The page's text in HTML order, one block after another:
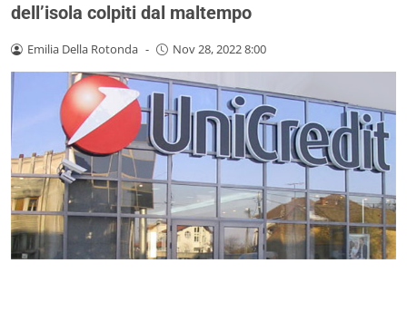
dell’isola colpiti dal maltempo
Emilia Della Rotonda - Nov 28, 2022 8:00